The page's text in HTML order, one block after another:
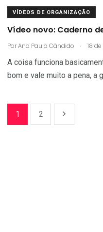
VÍDEOS DE ORGANIZAÇÃO
Vídeo novo: Caderno
PorAna Paula Cândido . 18
A coisa funciona
bom e vale muito a pena, a
1 2